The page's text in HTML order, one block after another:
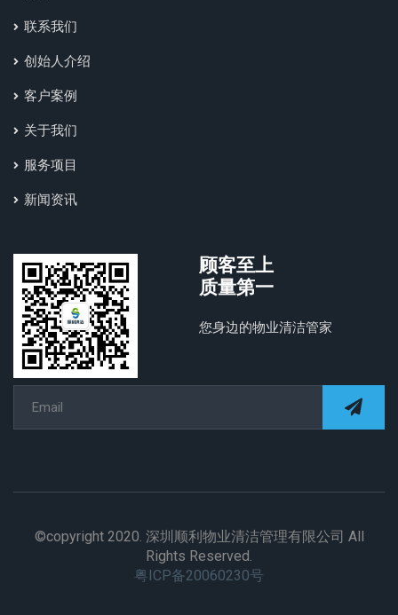
联系我们
创始人介绍
客户案例
关于我们
服务项目
新闻资讯
顾客至上
质量第一
您身边的物业清洁管家
©copyright 2020. 深圳顺利物业清洁管理有限公司 All
Rights Reserved.
粤ICP备20060230号